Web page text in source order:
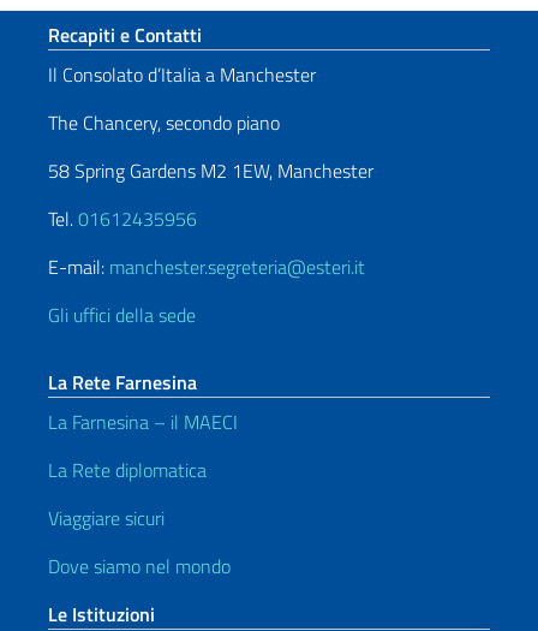
Sezione footer
Recapiti e Contatti
Il Consolato d’Italia a Manchester
The Chancery, secondo piano
58 Spring Gardens M2 1EW, Manchester
Tel.01612435956
E-mail: manchester.segreteria@esteri.it
Gli uffici della sede
La Rete Farnesina
La Farnesina – il MAECI
La Rete diplomatica
Viaggiare sicuri
Dove siamo nel mondo
Le Istituzioni